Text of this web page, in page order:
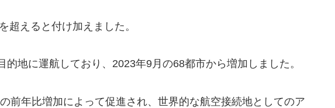
超えると付け加えました。
的地に運航しており、2023年9月の68都市から増加しました。
前年比増加によって促進され、世界的な航空接続地としてのア